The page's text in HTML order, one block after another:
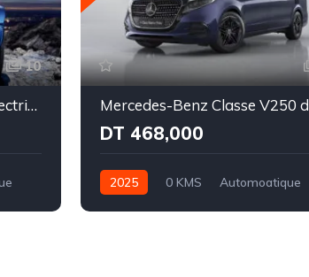
10
Mercedes-Benz Classe G Electrique580 EQ AMG Line Mercedes-Benz Classe V250 d
DT 468,000
2025 0 KMS
Automoatique